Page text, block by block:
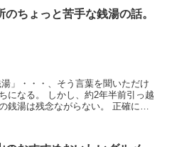
のちょっと苦手な銭湯の話。
2年半前引っ越
は残念ながらない。 正確に言